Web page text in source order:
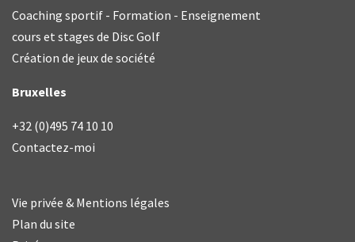
Coaching sportif - Formation - Enseignement
cours et stages de Disc Golf
Création de jeux de société
Bruxelles
+32 (0)495 74 10 10
Contactez-moi
Vie privée & Mentions légales
Plan du site